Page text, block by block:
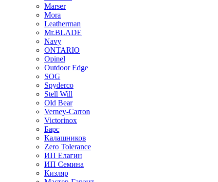
Marser
Mora
Leatherman
Mr.BLADE
Navy
ONTARIO
Opinel
Outdoor Edge
SOG
Spyderco
Stell Will
Old Bear
Verney-Carron
Victorinox
Барс
Калашников
Zero Tolerance
ИП Елагин
ИП Семина
Кизляр